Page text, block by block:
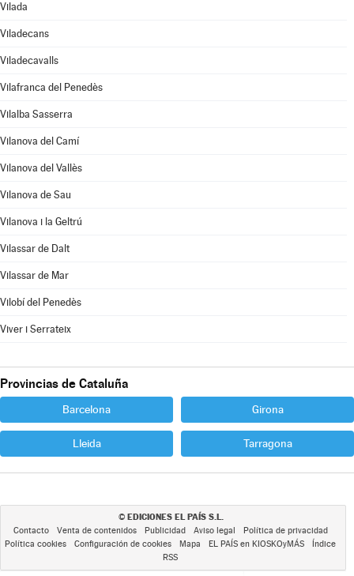
Vilada
Viladecans
Viladecavalls
Vilafranca del Penedès
Vilalba Sasserra
Vilanova del Camí
Vilanova del Vallès
Vilanova de Sau
Vilanova i la Geltrú
Vilassar de Dalt
Vilassar de Mar
Vilobí del Penedès
Viver i Serrateix
Provincias de Cataluña
Barcelona Girona
Lleida Tarragona
© EDICIONES EL PAÍS S.L.
Contacto Venta de contenidos Publicidad Aviso legal
Política de privacidad
Política cookies
Configuración de cookies Mapa EL PAÍS en KIOSKOyMÁS
Índice
RSS